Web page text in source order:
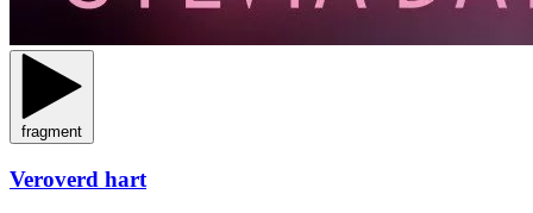
fragment
Veroverd hart